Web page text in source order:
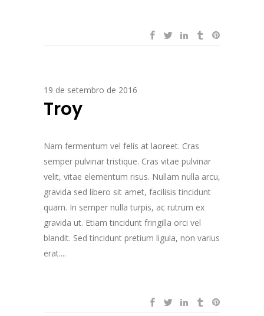
19 de setembro de 2016
Troy
Nam fermentum vel felis at laoreet. Cras
semper pulvinar tristique. Cras vitae pulvinar
velit, vitae elementum risus. Nullam nulla arcu,
gravida sed libero sit amet, facilisis tincidunt
quam. In semper nulla turpis, ac rutrum ex
gravida ut. Etiam tincidunt fringilla orci vel
blandit. Sed tincidunt pretium ligula, non varius
erat....